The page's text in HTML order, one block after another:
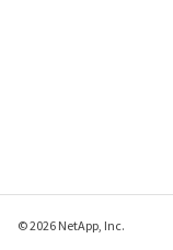
© 2026 NetApp, Inc.